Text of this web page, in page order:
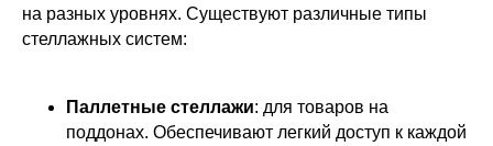
на разных уровнях. Существуют различные типы
стеллажных систем:
Паллетные стеллажи: для товаров на
поддонах. Обеспечивают легкий доступ к каждой